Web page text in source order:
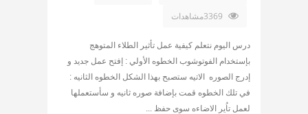
درس اليوم نتعلم كيفية عمل تأثير الطلاء المتوهج
بإستخدام الفوتوشوب الخطوه الأولي : إفتح عمل جديد و
إدرج الصوره الاتيه ستصبح بهذا الشكل الخطوه الثانيه :
في تلك الخطوه قمت بإضافة صوره ثانيه و سأستعملها
لعمل تاُير الاضاءه سوى حفظ ...